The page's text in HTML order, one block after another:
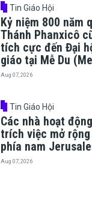
Tin Giáo Hội
Kỷ niệm 800 năm
Thánh Phanxicô
tích cực đến Đại
giáo tại Mễ Du
Aug 07, 2026
Tin Giáo Hội
Các nhà hoạt
trích việc mở
phía nam
Aug 07, 2026